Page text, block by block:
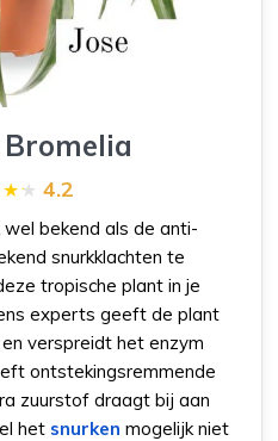
4.2
bekend als de anti-
snurkklachten te
tropische plant in je
experts geeft de plant
verspreidt het enzym
ontstekingsremmende
zuurstof draagt bij aan
het snurken mogelijk niet